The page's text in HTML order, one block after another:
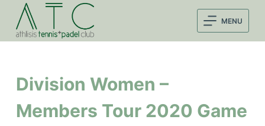
ε
τ
α
σ
MENU
Division Women –
Members Tour 2020 Game